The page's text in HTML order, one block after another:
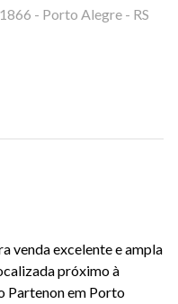
- Porto Alegre - RS
venda excelente e ampla
próximo à
Partenon em Porto